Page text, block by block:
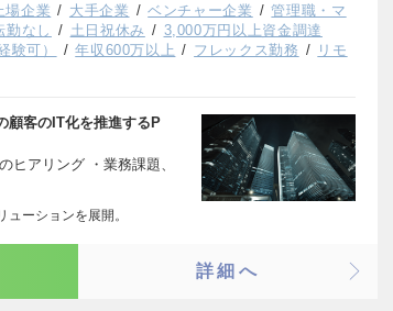
上場企業 大手企業 ベンチャー企業
管理職・マ
勤なし 土日祝休み
3,000万円以上資金調達
験可） 年収600万以上 フレックス勤務
リモ
顧客のIT化を推進するP
ヒアリング ・業務課題、
ーションを展開。
詳細へ